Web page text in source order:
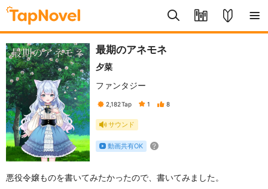
最期のアネモネ
夕菜
ファンタジー
2,182Tap 1 8
サウンド
動画共有OK
悪役令嬢ものを書いてみたかったので、書いてみました。